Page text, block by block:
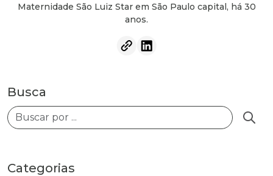
Maternidade São Luiz Star em São Paulo capital, há 30
anos.
Busca
Categorias